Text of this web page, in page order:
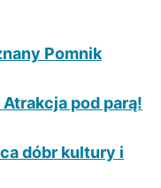
Pomnik
pod parą!
dóbr kultury i